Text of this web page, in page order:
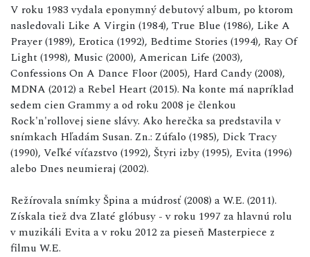
V roku 1983 vydala eponymný debutový album, po ktorom
nasledovali Like A Virgin (1984), True Blue (1986), Like A
Prayer (1989), Erotica (1992), Bedtime Stories (1994), Ray Of
Light (1998), Music (2000), American Life (2003),
Confessions On A Dance Floor (2005), Hard Candy (2008),
MDNA (2012) a Rebel Heart (2015). Na konte má napríklad
sedem cien Grammy a od roku 2008 je členkou
Rock'n'rollovej siene slávy. Ako herečka sa predstavila v
snímkach Hľadám Susan. Zn.: Zúfalo (1985), Dick Tracy
(1990), Veľké víťazstvo (1992), Štyri izby (1995), Evita (1996)
alebo Dnes neumieraj (2002).
Režírovala snímky Špina a múdrosť (2008) a W.E. (2011).
Získala tiež dva Zlaté glóbusy - v roku 1997 za hlavnú rolu
v muzikáli Evita a v roku 2012 za pieseň Masterpiece z
filmu W.E.